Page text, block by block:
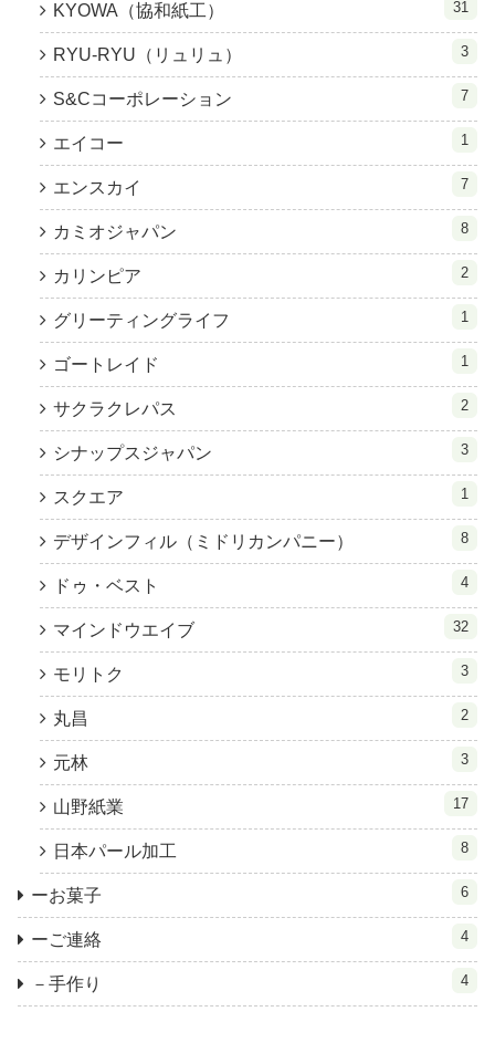
KYOWA（協和紙工） 31
RYU-RYU（リュリュ） 3
S&Cコーポレーション 7
エイコー 1
エンスカイ 7
カミオジャパン 8
カリンピア 2
グリーティングライフ 1
ゴートレイド 1
サクラクレパス 2
シナップスジャパン 3
スクエア 1
デザインフィル（ミドリカンパニー） 8
ドゥ・ベスト 4
マインドウエイブ 32
モリトク 3
丸昌 2
元林 3
山野紙業 17
日本パール加工 8
ーお菓子 6
ーご連絡 4
－手作り 4